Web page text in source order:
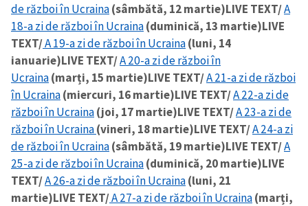
de război în Ucraina(sâmbătă, 12 martie)LIVE TEXT/A
18-a zi de război în Ucraina(duminică, 13 martie)LIVE
TEXT/A 19-a zi de război în Ucraina(luni, 14
ianuarie)LIVE TEXT/A 20-a zi de război în
Ucraina(marți, 15 martie)LIVE TEXT/A 21-a zi de război
în Ucraina(miercuri, 16 martie)LIVE TEXT/A 22-a zi de
război în Ucraina(joi, 17 martie)LIVE TEXT/A 23-a zi de
război în Ucraina(vineri, 18 martie)LIVE TEXT/A 24-a zi
de război în Ucraina(sâmbătă, 19 martie)LIVE TEXT/A
25-a zi de război în Ucraina(duminică, 20 martie)LIVE
TEXT/A 26-a zi de război în Ucraina(luni, 21
martie)LIVE TEXT/A 27-a zi de război în Ucraina(marți,